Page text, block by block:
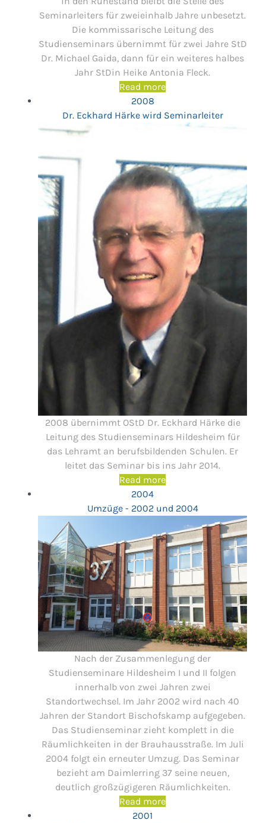
Seminarleiters für zweieinhalb Jahre unbesetzt.
Die kommissarische Leitung des
Studienseminars übernimmt für zwei Jahre StD
Dr. Michael Gaida, dann für ein weiteres halbes
Jahr StDin Heike Antonia Fleck.
Read more
2008
Dr. Eckhard Härke wird Seminarleiter
2008 übernimmt OStD Dr. Eckhard Härke die
Leitung des Studienseminars Hildesheim für
das Lehramt an berufsbildenden Schulen. Er
leitet das Seminar bis ins Jahr 2014.
Read more
2004
Umzüge - 2002 und 2004
Nach der Zusammenlegung der
Studienseminare Hildesheim I und II folgen
innerhalb von zwei Jahren zwei
Standortwechsel. Im Jahr 2002 wird nach 40
Jahren der Standort Bischofskamp aufgegeben.
Das Studienseminar zieht komplett in die
Räumlichkeiten in der Brauhausstraße. Im Juli
2004 folgt ein erneuter Umzug. Das Seminar
bezieht am Daimlerring 37 seine neuen,
deutlich großzügigeren Räumlichkeiten.
Read more
2001